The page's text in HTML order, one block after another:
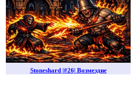
Stoneshard |#26| Возмездие